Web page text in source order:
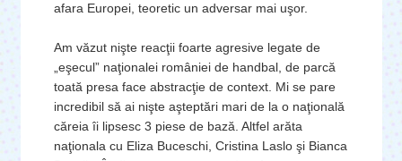
afara Europei, teoretic un adversar mai uşor.
Am văzut nişte reacţii foarte agresive legate de
„eşecul” naţionalei româniei de handbal, de parcă
toată presa face abstracţie de context. Mi se pare
incredibil să ai nişte aşteptări mari de la o naţională
căreia îi lipsesc 3 piese de bază. Altfel arăta
naţionala cu Eliza Buceschi, Cristina Laslo şi Bianca